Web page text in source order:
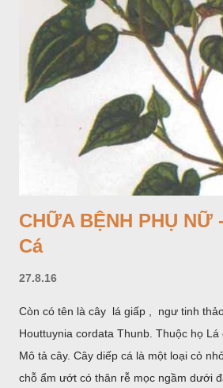
CHỮA BỆNH PHỤ NỮ
Cá
27.8.16
Còn có tên là cây lá giấp , ngư tinh
Houttuynia cordata Thunb. Thuộc họ Lá
Mô tả cây. Cây diếp cá là một loại cỏ
chỗ ẩm ướt có thân rễ mọc ngầm dưới